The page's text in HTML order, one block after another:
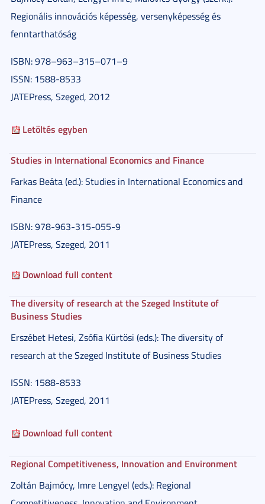
Regionális innovációs képesség, versenyképesség és
fenntarthatóság
ISBN: 978–963–315–071–9
ISSN: 1588-8533
JATEPress, Szeged, 2012
Letöltés egyben
Studies in International Economics and Finance
Farkas Beáta (ed.): Studies in International Economics and
Finance
ISBN: 978-963-315-055-9
JATEPress, Szeged, 2011
Download full content
The diversity of research at the Szeged Institute of
Business Studies
Erszébet Hetesi, Zsófia Kürtösi (eds.): The diversity of
research at the Szeged Institute of Business Studies
ISSN: 1588-8533
JATEPress, Szeged, 2011
Download full content
Regional Competitiveness, Innovation and Environment
Zoltán Bajmócy, Imre Lengyel (eds.): Regional